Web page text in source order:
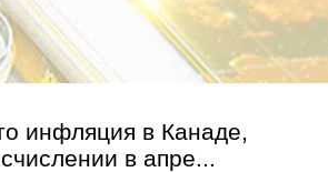
инфляция в Канаде,
в апре...